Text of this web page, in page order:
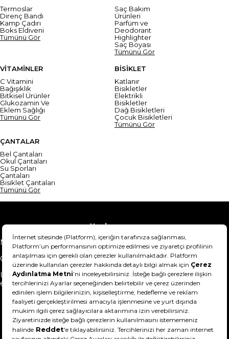
Termoslar
Direnç Bandı
Kamp Çadırı
Boks Eldiveni
Tümünü Gör
Saç Bakım
Ürünleri
Parfüm ve
Deodorant
Highlighter
Saç Boyası
Tümünü Gör
VİTAMİNLER
C Vitamini
Bağışıklık
Bitkisel Ürünler
Glukozamin Ve
Eklem Sağlığı
Tümünü Gör
BİSİKLET
Katlanır
Bisikletler
Elektrikli
Bisikletler
Dağ Bisikletleri
Çocuk Bisikletleri
Tümünü Gör
ÇANTALAR
Bel Çantaları
Okul Çantaları
Su Sporları
Çantaları
Bisiklet Çantaları
Tümünü Gör
Yardım
Mesafeli Satış Sözleşmesi
Teslimat Bilgisi
Gizlilik Sözleşmesi
Şartlar & Koşullar
Ürünümü nasıl iade
edebilirim?
Hakkımızda